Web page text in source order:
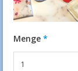
Menge